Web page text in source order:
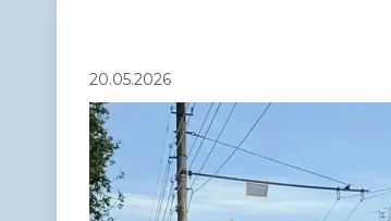
20.05.2026